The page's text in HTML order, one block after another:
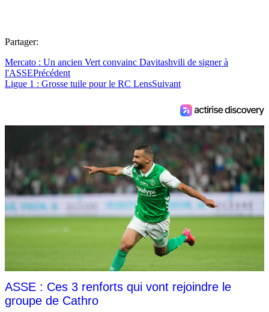
Partager:
Mercato : Un ancien Vert convainc Davitashvili de signer à
l'ASSEPrécédent
Ligue 1 : Grosse tuile pour le RC LensSuivant
ASSE : Ces 3 renforts qui vont rejoindre le
groupe de Cathro